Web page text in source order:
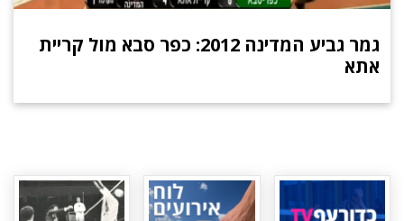
גמר גביע המדינה 2012: כפר סבא מול קריית
אתא